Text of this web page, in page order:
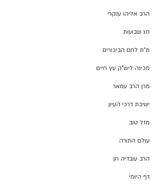
הרב אליהו ענקרי
חג שבועות
ת"ת לחם הביכורים
מכינה ליש"ק עץ חיים
מרן הרב עמאר
ישיבת דרכי העיון
מזל טוב
עולם התורה
הרב עובדיה חן
דף היומי